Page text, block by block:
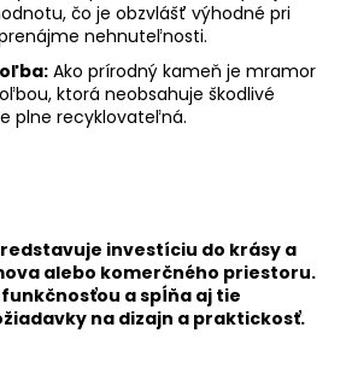
čo je obzvlášť výhodné pri
nehnuteľnosti.
Ako prírodný kameň je mramor
ktorá neobsahuje škodlivé
plne recyklovateľná.
investíciu do krásy a
alebo komerčného priestoru.
a spĺňa aj tie
na dizajn a praktickosť.